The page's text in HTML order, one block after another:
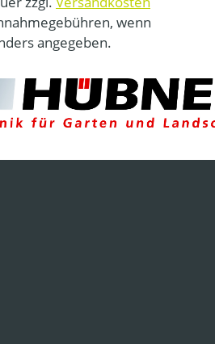
wenn
angegeben.